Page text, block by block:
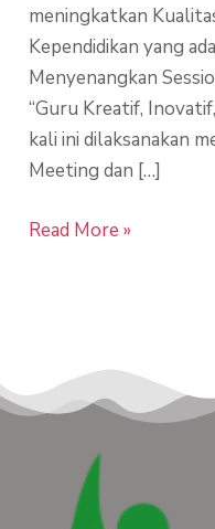
meningkatkan
Kependidikan yang
Menyenangkan
“Guru Kreatif,
kali ini dilaksanakan
Meeting dan […]
Read More »